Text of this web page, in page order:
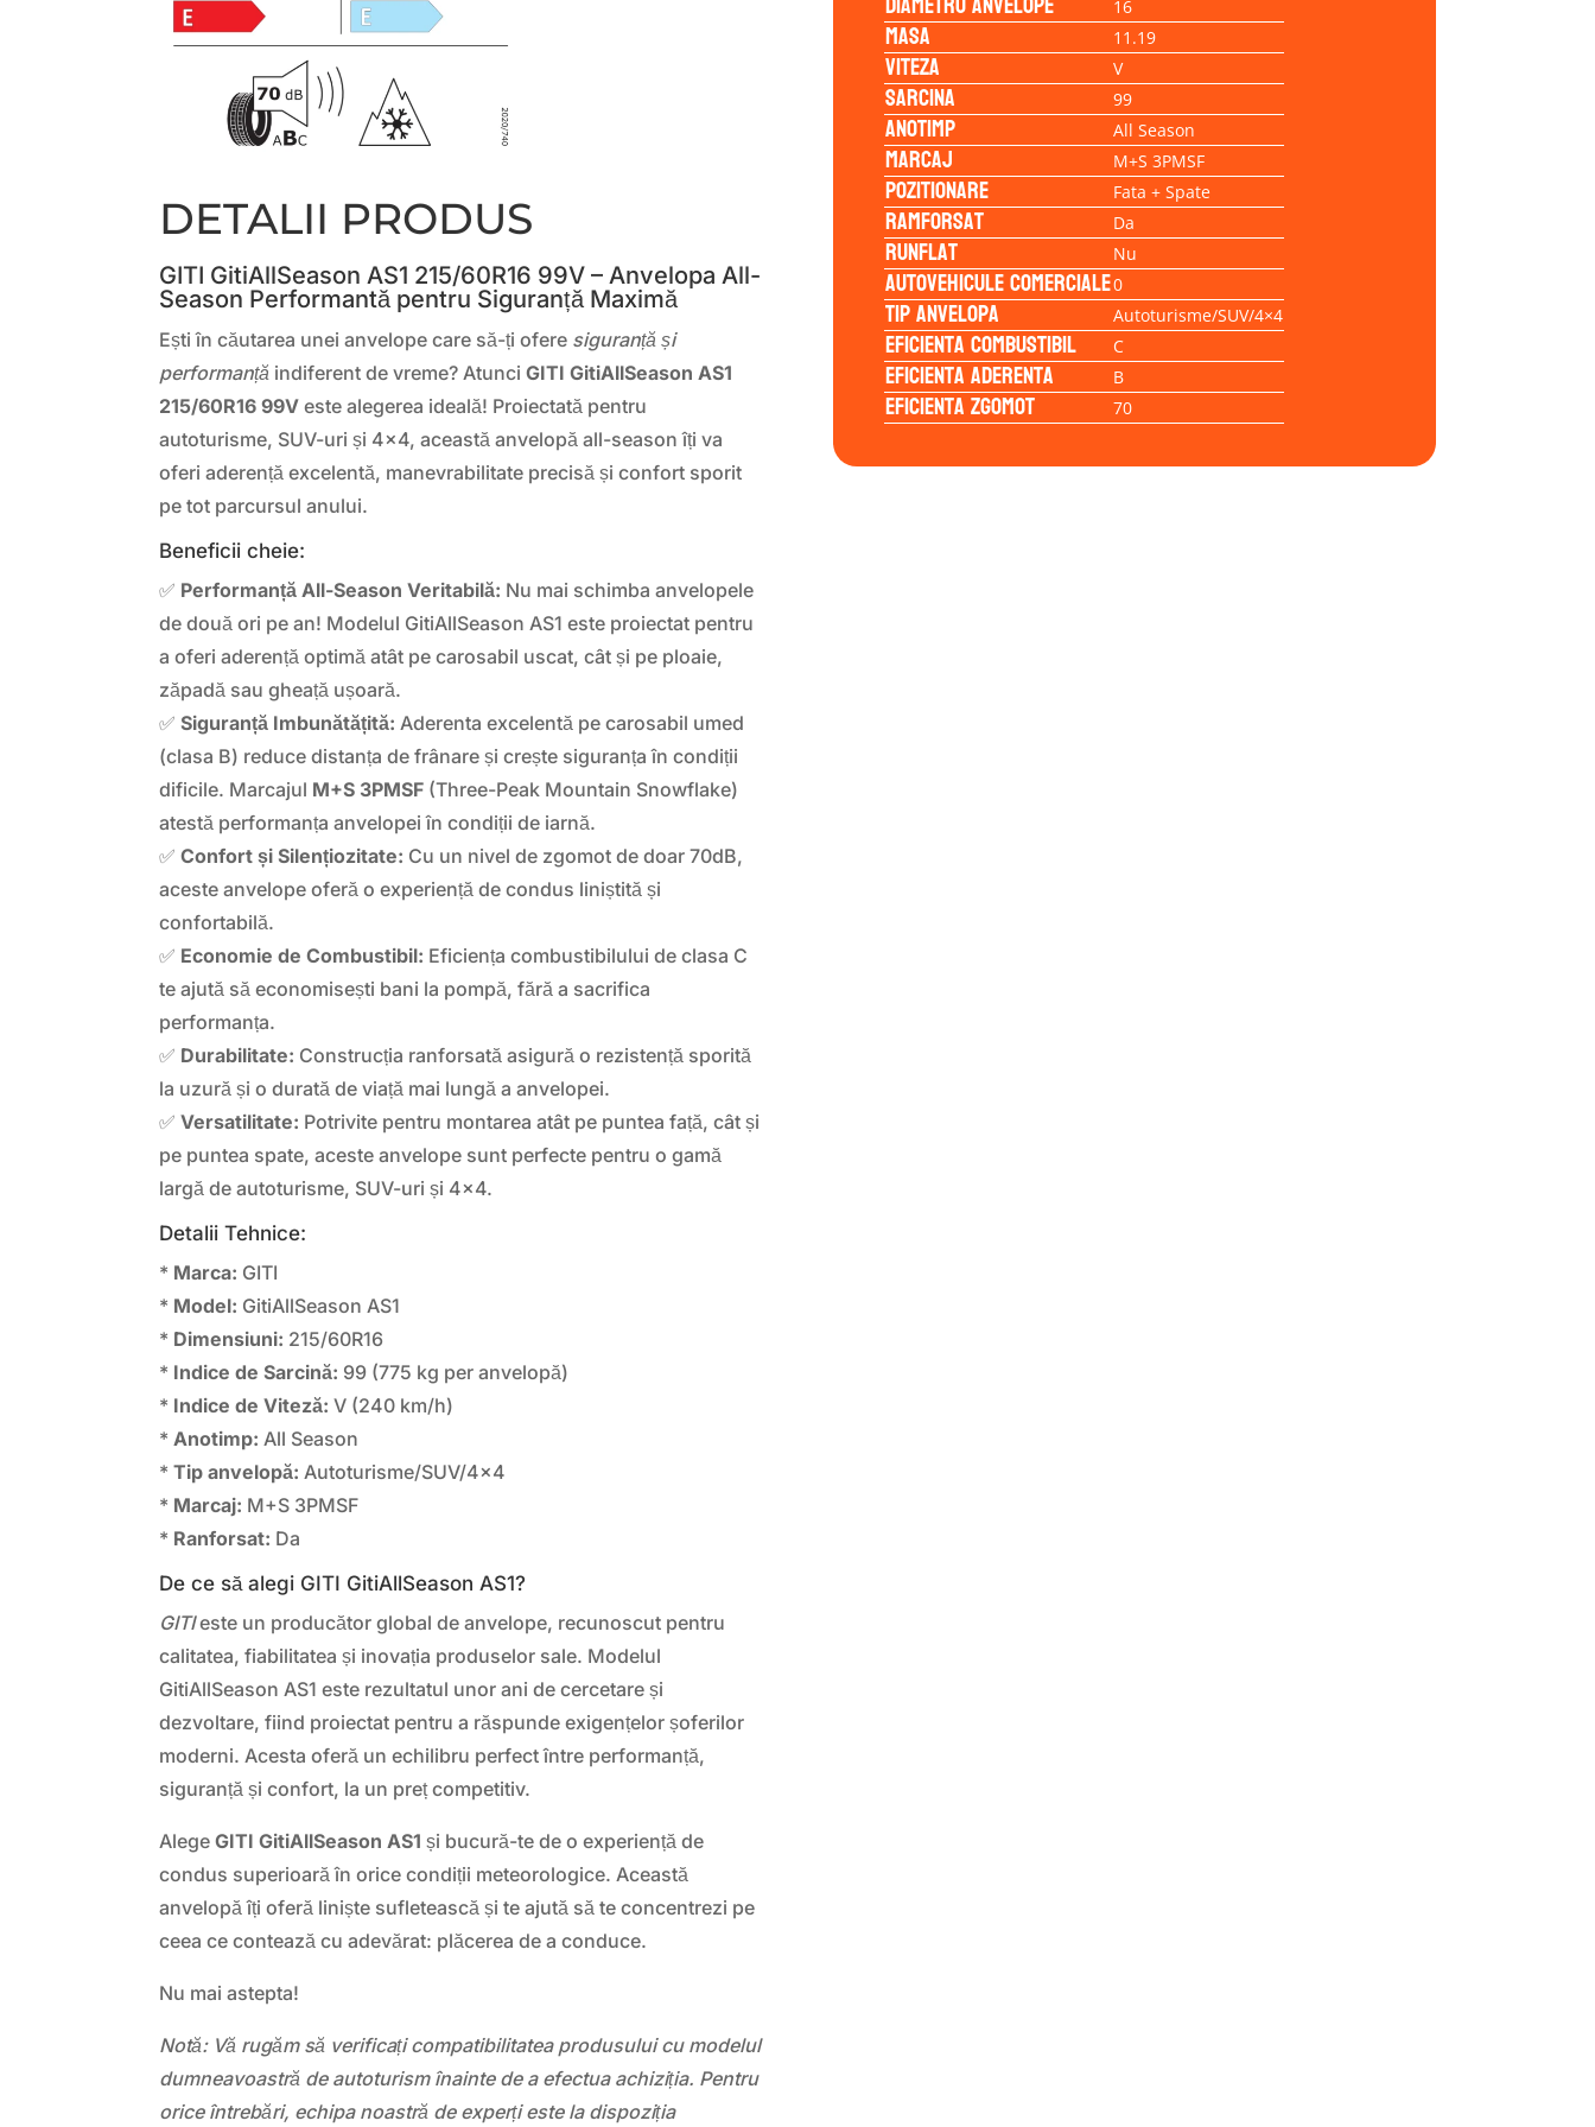
DETALII PRODUS
GITI GitiAllSeason AS1 215/60R16 99V – Anvelopa All-
Season Performantă pentru Siguranță Maximă
Ești în căutarea unei anvelope care să-ți ofere siguranță și
performanță indiferent de vreme? AtunciGITI GitiAllSeason AS1
215/60R16 99V este alegerea ideală! Proiectată pentru
autoturisme, SUV-uri și 4×4, această anvelopă all-season îți va
oferi aderență excelentă, manevrabilitate precisă și confort sporit
pe tot parcursul anului.
Beneficii cheie:
✅ Performanță All-Season Veritabilă: Nu mai schimba anvelopele
de două ori pe an! Modelul GitiAllSeason AS1 este proiectat pentru
a oferi aderență optimă atât pe carosabil uscat, cât și pe ploaie,
zăpadă sau gheață ușoară.
✅Siguranță Imbunătățită: Aderenta excelentă pe carosabil umed
(clasa B) reduce distanța de frânare și crește siguranța în condiții
dificile. Marcajul M+S 3PMSF (Three-Peak Mountain Snowflake)
atestă performanța anvelopei în condiții de iarnă.
✅Confort și Silențiozitate: Cu un nivel de zgomot de doar 70dB,
aceste anvelope oferă o experiență de condus liniștită și
confortabilă.
✅ Economie de Combustibil: Eficiența combustibilului de clasa C
te ajută să economisești bani la pompă, fără a sacrifica
performanța.
✅ Durabilitate: Construcția ranforsată asigură o rezistență sporită
la uzură și o durată de viață mai lungă a anvelopei.
✅Versatilitate: Potrivite pentru montarea atât pe puntea față, cât și
pe puntea spate, aceste anvelope sunt perfecte pentru o gamă
largă de autoturisme, SUV-uri și 4×4.
Detalii Tehnice:
* Marca: GITI
* Model: GitiAllSeason AS1
* Dimensiuni: 215/60R16
* Indice de Sarcină: 99 (775 kg per anvelopă)
* Indice de Viteză: V (240 km/h)
* Anotimp: All Season
*Tip anvelopă: Autoturisme/SUV/4×4
* Marcaj: M+S 3PMSF
* Ranforsat: Da
De ce să alegi GITI GitiAllSeason AS1?
GITIeste un producător global de anvelope, recunoscut pentru
calitatea, fiabilitatea și inovația produselor sale. Modelul
GitiAllSeason AS1 este rezultatul unor ani de cercetare și
dezvoltare, fiind proiectat pentru a răspunde exigențelor șoferilor
moderni. Acesta oferă un echilibru perfect între performanță,
siguranță și confort, la un preț competitiv.
AlegeGITI GitiAllSeason AS1 și bucură-te de o experiență de
condus superioară în orice condiții meteorologice. Această
anvelopă îți oferă liniște sufletească și te ajută să te concentrezi pe
ceea ce contează cu adevărat: plăcerea de a conduce.
Nu mai astepta!
Notă: Vă rugăm să verificați compatibilitatea produsului cu modelul
dumneavoastră de autoturism înainte de a efectua achiziția. Pentru
orice întrebări, echipa noastră de experți este la dispoziția
16
Masa 11.19
Viteza V
Sarcina 99
Anotimp All Season
Marcaj M+S 3PMSF
Pozitionare Fata + Spate
Ramforsat Da
Runflat Nu
Autovehicule comerciale0
Tip anvelopa Autoturisme/SUV/4×4
Eficienta Combustibil C
Eficienta Aderenta B
Eficienta Zgomot 70